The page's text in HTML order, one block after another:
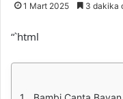
1 Mart 2025 3 dakika
“`html